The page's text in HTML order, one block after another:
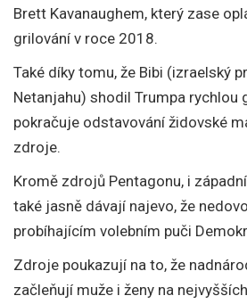
Brett Kavanaughem, který zase
grilování v roce 2018.
Také díky tomu, že Bibi (izraelský
Netanjahu) shodil Trumpa rychlou
pokračuje odstavování židovské
zdroje.
Kromě zdrojů Pentagonu, i
také jasně dávají najevo, že
probíhajícím volebním puči
Zdroje poukazují na to, že
začleňují muže i ženy na